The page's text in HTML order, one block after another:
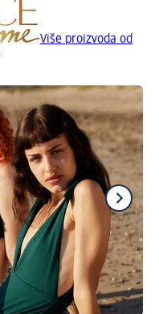
Više proizvoda od